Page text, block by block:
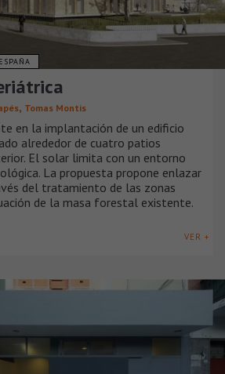
ESPAÑA
, Tomas Montis
en la implantación de un edificio
alrededor de cuatro patios
El solar limita con un entorno
La propuesta propone enlazar
del tratamiento de las zonas
de la masa forestal existente.
VER +